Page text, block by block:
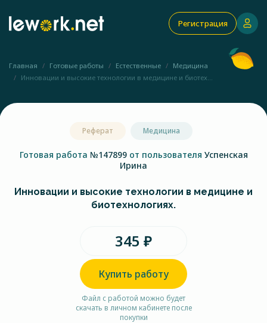
Регистрация
Главная Готовые работы Естественные
Медицина
Инновации и высокие технологии в медицине и биотех...
Реферат Медицина
Готовая работа №147899 от пользователя Успенская
Ирина
Инновации и высокие технологии в медицине и
биотехнологиях.
345 ₽
Купить работу
Файл с работой можно будет
скачать в личном кабинете после
покупки